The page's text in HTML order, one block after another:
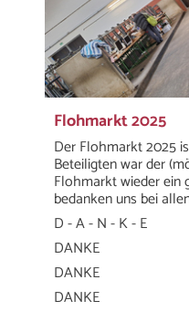
Flohmarkt 2025
Der Flohmarkt 2025
Beteiligten war der
Flohmarkt wieder ein
bedanken uns bei
D - A - N - K - E
DANKE
DANKE
DANKE